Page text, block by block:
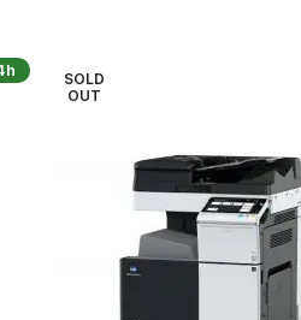
SOLD
OUT